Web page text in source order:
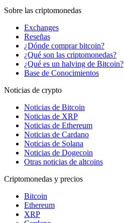
Sobre las criptomonedas
Exchanges
Reseñas
¿Dónde comprar bitcoin?
¿Qué son las criptomonedas?
¿Qué es un halving de Bitcoin?
Base de Conocimientos
Noticias de crypto
Noticias de Bitcoin
Noticias de XRP
Noticias de Ethereum
Noticias de Cardano
Noticias de Solana
Noticias de Dogecoin
Otras noticias de altcoins
Criptomonedas y precios
Bitcoin
Ethereum
XRP